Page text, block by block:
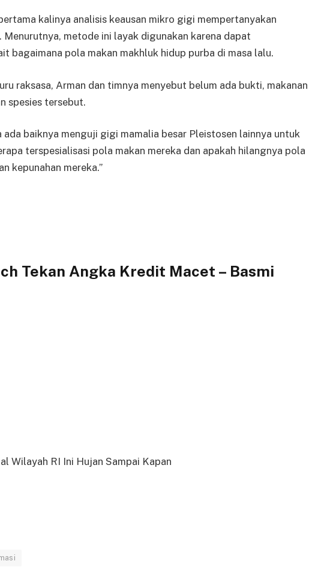
kalinya analisis keausan mikro gigi mempertanyakan
Menurutnya, metode ini layak digunakan karena dapat
bagaimana pola makan makhluk hidup purba di masa lalu.
raksasa, Arman dan timnya menyebut belum ada bukti, makanan
spesies tersebut.
ada baiknya menguji gigi mamalia besar Pleistosen lainnya untuk
terspesialisasi pola makan mereka dan apakah hilangnya pola
kepunahan mereka.”
Tekan Angka Kredit Macet – Basmi
Wilayah RI Ini Hujan Sampai Kapan